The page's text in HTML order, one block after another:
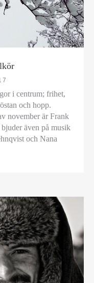
i centrum; frihet,
och hopp.
november är Frank
även på musik
och Nana